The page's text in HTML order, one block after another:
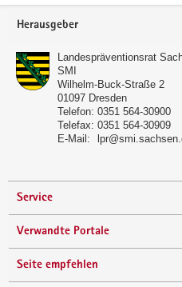
Footer-
Herausgeber
Landespräventionsrat
SMI
Wilhelm-Buck-Straße 2
01097 Dresden
Telefon: 0351 564-30900
Telefax: 0351 564-30909
E-Mail:
Service
Verwandte Portale
Seite empfehlen